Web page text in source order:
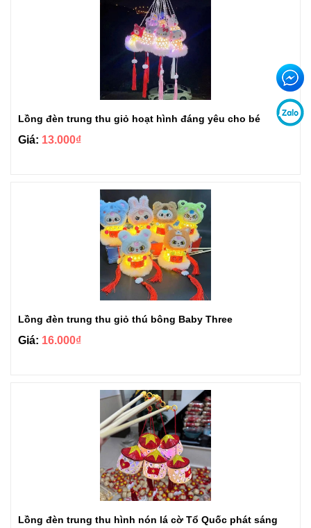
Lồng đèn trung thu giỏ hoạt hình đáng yêu cho bé
Giá: 13.000₫
Lồng đèn trung thu giỏ thú bông Baby Three
Giá: 16.000₫
Lồng đèn trung thu hình nón lá cờ Tổ Quốc phát sáng